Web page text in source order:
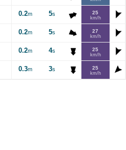
0.2m 5s 25
km/h
0.2m 5s 27
km/h
0.2m 4s 25
km/h
0.3m 3s 25
km/h